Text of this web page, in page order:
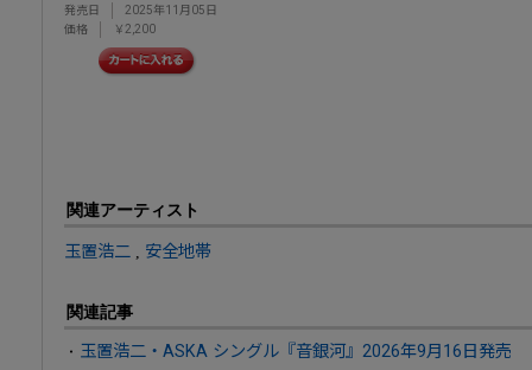
発売日
2025年11月05日
価格
￥2,200
関連アーティスト
玉置浩二 安全地帯
関連記事
玉置浩二・ASKA シングル『音銀河』2026年9月16日発売